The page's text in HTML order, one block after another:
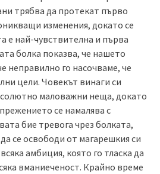
трябва да протекат първо
изменения, докато се
е най-чувствителна и първа
болка показва, че нашето
неправилно го насочваме, че
цели. Човекът винаги си
маловажни неща, докато
се намалява с
бие тревога чрез болката,
се освободи от магарешкия си
амбиция, която го тласка да
вманиеченост. Крайно време